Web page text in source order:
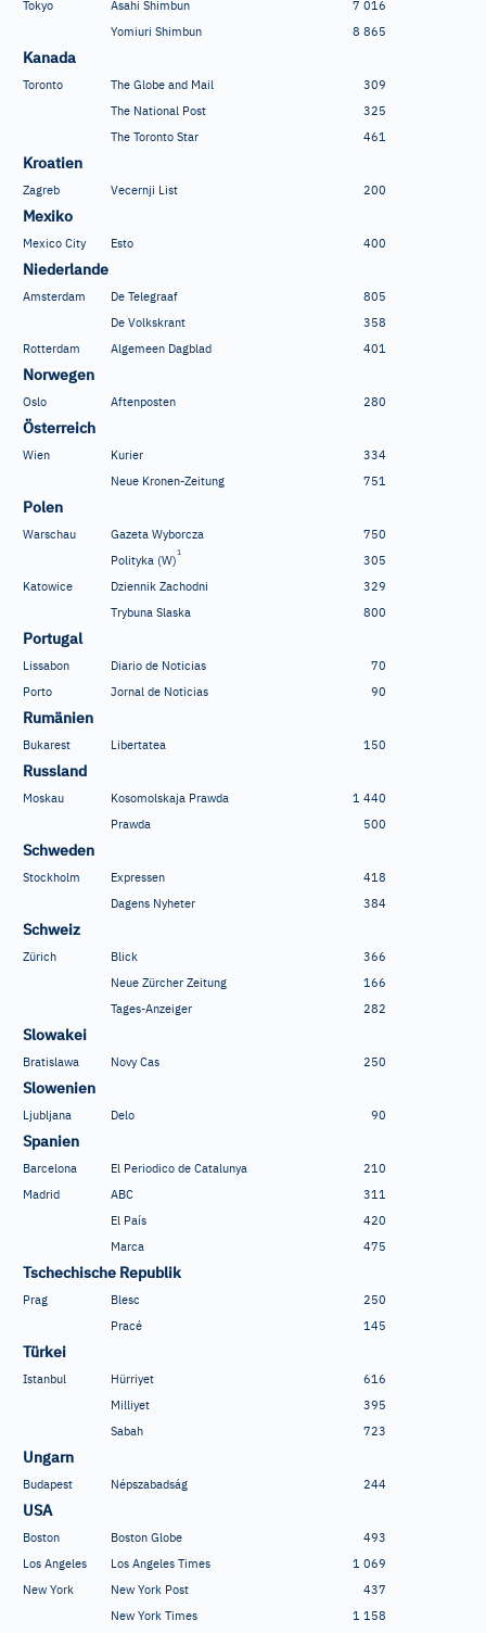
Tokyo Asahi Shimbun 7 016
Yomiuri Shimbun
8 865
Kanada
Toronto The Globe and Mail
309
The National Post
325
The Toronto Star
461
Kroatien
Zagreb Vecernji List 200
Mexiko
Mexico City Esto 400
Niederlande
Amsterdam De Telegraaf
805
De Volkskrant
358
Rotterdam
Algemeen Dagblad 401
Norwegen
Oslo Aftenposten 280
Österreich
Wien Kurier
334
Neue Kronen-Zeitung
751
Polen
Warschau Gazeta Wyborcza
750
Polityka (W)
1
305
Katowice
Dziennik Zachodni
329
Trybuna Slaska
800
Portugal
Lissabon Diario de Noticias
70
Porto
Jornal de Noticias 90
Rumänien
Bukarest Libertatea 150
Russland
Moskau Kosomolskaja Prawda 1 440
Prawda
500
Schweden
Stockholm Expressen
418
Dagens Nyheter
384
Schweiz
Zürich Blick
366
Neue Zürcher Zeitung
166
Tages-Anzeiger
282
Slowakei
Bratislawa Novy Cas 250
Slowenien
Ljubljana Delo 90
Spanien
Barcelona El Periodico de Catalunya
210
Madrid
ABC
311
El País
420
Marca
475
Tschechische Republik
Prag Blesc
250
Pracé
145
Türkei
Istanbul Hürriyet
616
Milliyet
395
Sabah
723
Ungarn
Budapest Népszabadság 244
USA
Boston Boston Globe
493
Los Angeles
Los Angeles Times 1 069
New York
New York Post
437
New York Times
1 158